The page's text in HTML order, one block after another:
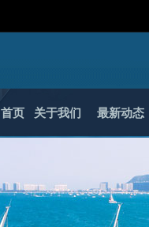
首页 关于我们 最新动态